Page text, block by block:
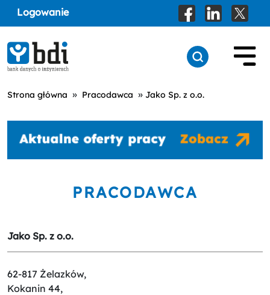
Logowanie
Strona główna » Pracodawca » Jako Sp. z o.o.
PRACODAWCA
Jako Sp. z o.o.
62-817 Żelazków,
Kokanin 44,